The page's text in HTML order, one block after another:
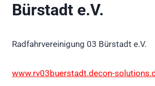
Bürstadt e.V.
Radfahrvereinigung 03 Bürstadt e.V.
www.rv03buerstadt.decon-